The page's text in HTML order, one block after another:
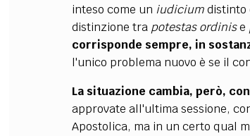
inteso come un iudiciumdistinto
distinzione tra potestas ordinise
corrisponde sempre, in
l'unico problema nuovo è se il
La situazione cambia, però,
approvate all'ultima sessione,
Apostolica, ma in un certo qual